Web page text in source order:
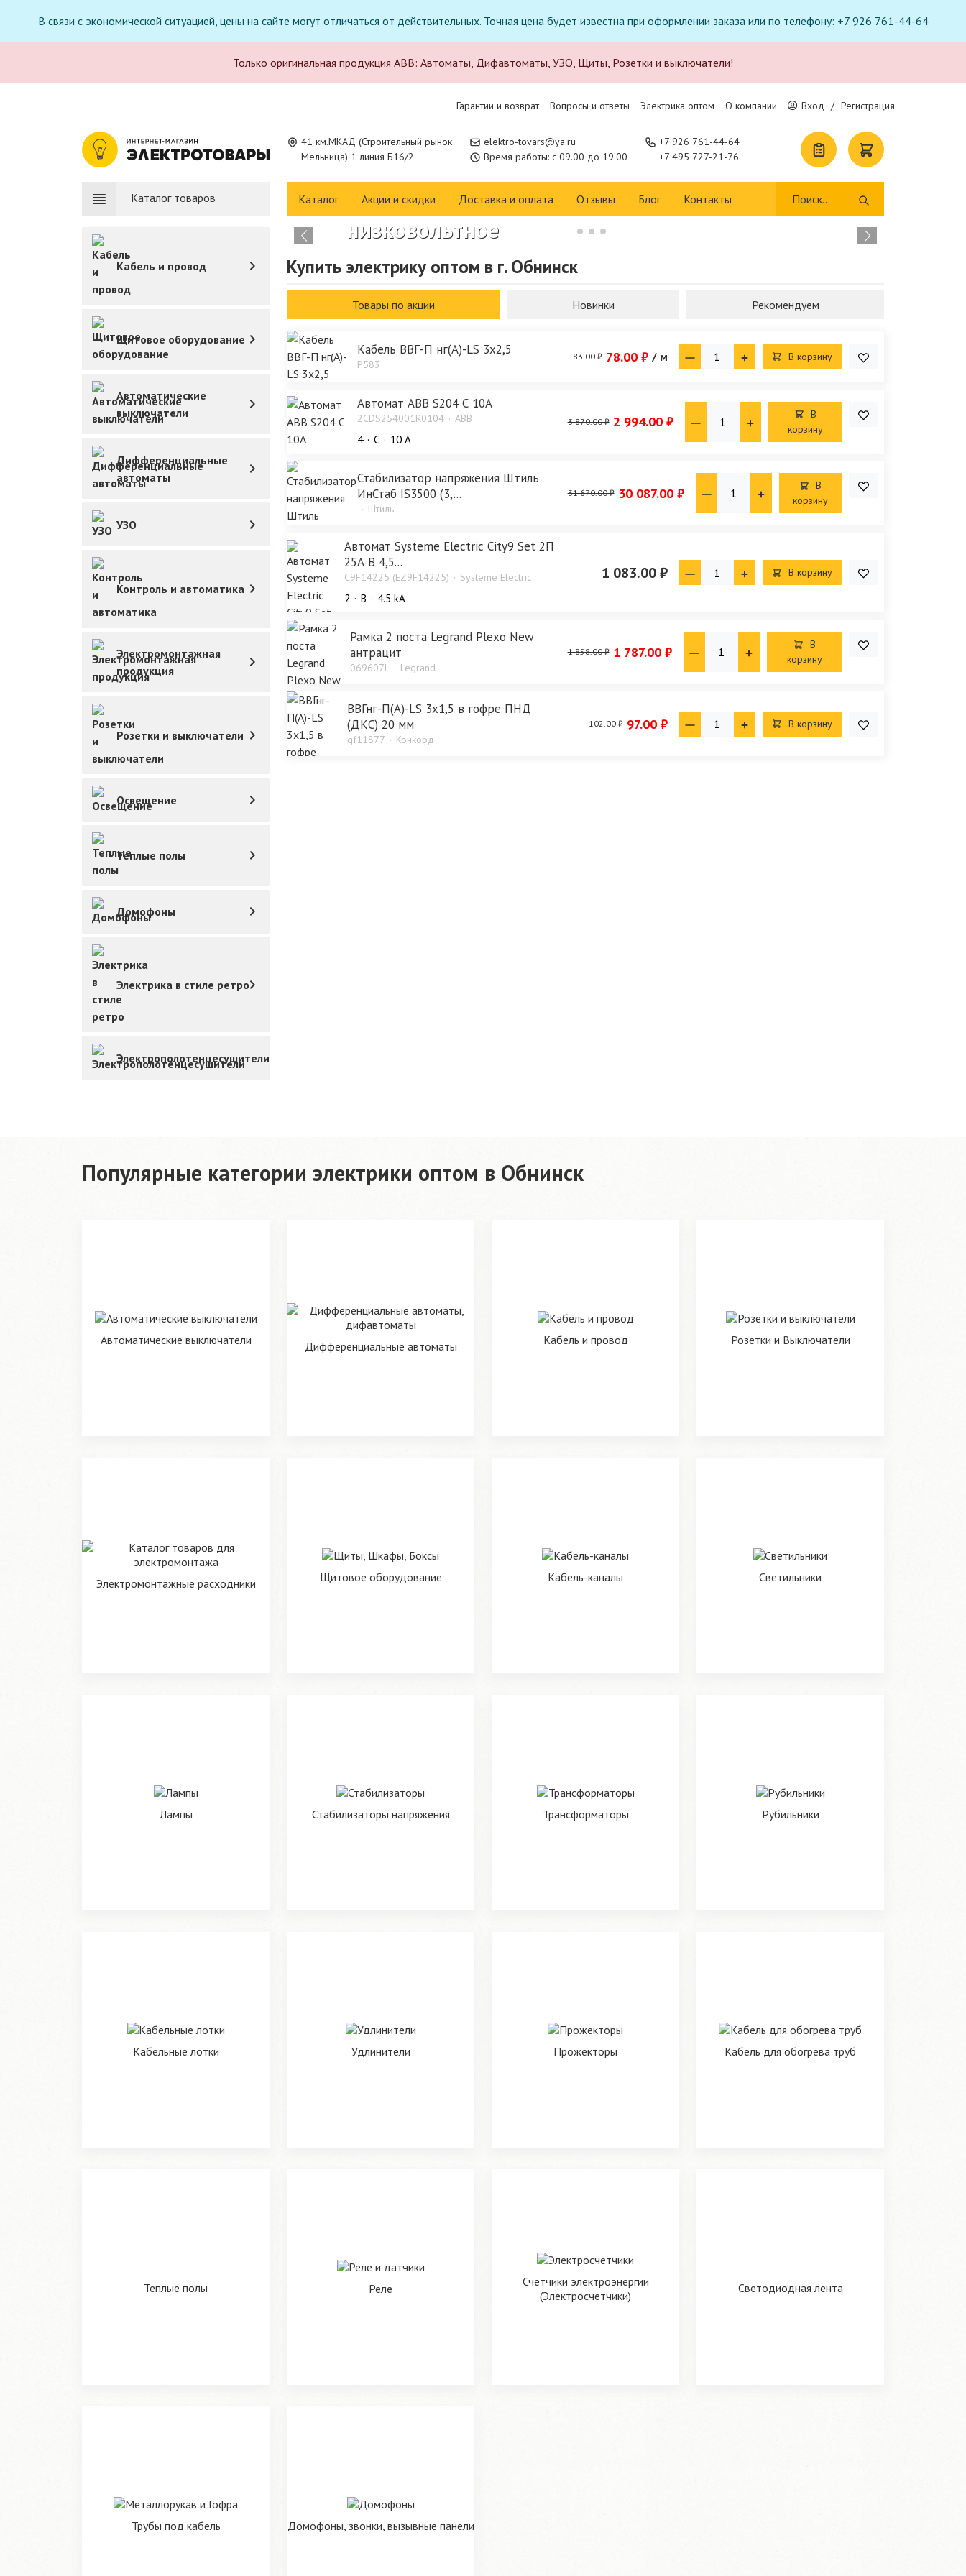
В связи с экономической ситуацией, цены на сайте могут отличаться от действительных. Точная цена будет известна при оформлении заказа или по телефону: +7 926 761-44-64
Только оригинальная продукция ABB: Автоматы, Дифавтоматы, УЗО, Щиты, Розетки и выключатели!
Гарантии и возврат Вопросы и ответы Электрика оптом О компании Вход / Регистрация
41 км.МКАД (Строительный рынок
Мельница) 1 линия Б16/2
elektro-tovars@ya.ru
Время работы: с 09.00 до 19.00
+7 926 761-44-64
+7 495 727-21-76
Каталог товаров Каталог Акции и скидки Доставка и оплата Отзывы Блог Контакты
Кабель и провод
Щитовое оборудование
Автоматические
выключатели
Дифференциальные
автоматы
УЗО
Контроль и автоматика
Электромонтажная
продукция
Розетки и выключатели
Освещение
Теплые полы
Домофоны
Электрика в стиле ретро
Электрополотенцесушители
Новое поступление в
каталоге:
низковольтное
оборудование CHINT
Изучить каталог
Купить электрику оптом в г. Обнинск
Товары по акции Новинки Рекомендуем
Кабель ВВГ-П нг(А)-LS 3х2,5
P583
83.00 ₽ 78.00 ₽ / м В корзину
Автомат ABB S204 С 10А
2CDS254001R0104 ABB
4 C 10 А
3 870.00 ₽ 2 994.00 ₽
корзину
Стабилизатор напряжения Штиль
ИнСтаб IS3500 (3,...
Штиль
31 670.00 ₽ 30 087.00 ₽
корзину
Автомат Systeme Electric City9 Set 2П
25А В 4,5...
C9F14225 (EZ9F14225) Systeme Electric
2 B 4.5 kA
1 083.00 ₽ В корзину
Рамка 2 поста Legrand Plexo New
антрацит
069607L Legrand
1 858.00 ₽ 1 787.00 ₽
корзину
ВВГнг-П(А)-LS 3х1,5 в гофре ПНД
(ДКС) 20 мм
gf11877 Конкорд
102.00 ₽ 97.00 ₽ В корзину
Популярные категории электрики оптом в Обнинск
Автоматические выключатели Дифференциальные автоматы Кабель и провод Розетки и Выключатели
Электромонтажные расходники Щитовое оборудование Кабель-каналы Светильники
Лампы Стабилизаторы напряжения Трансформаторы Рубильники
Кабельные лотки Удлинители Прожекторы Кабель для обогрева труб
Теплые полы Реле
Счетчики электроэнергии
(Электросчетчики)
Светодиодная лента
Трубы под кабель Домофоны, звонки, вызывные панели